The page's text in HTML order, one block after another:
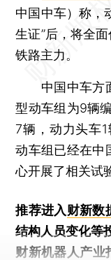
中国中车）称，
生证”后，将全
铁路主力。
中国中车方面
型动车组为9辆
7辆，动力头车
动车组已经在中
心开展了相关试
推荐进入财新数
结构人员变化等
财新机器人产业